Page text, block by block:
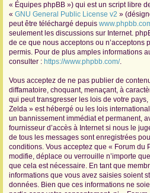
« Équipes phpBB ») qui est un script libre
« GNU General Public License v2 »
peut être téléchargé depuis
seulement les discussions sur Internet.
de ce que nous acceptons ou n’acceptons
permis. Pour de plus amples informations
consulter : https://www.phpbb.com/.
Vous acceptez de ne pas publier de
diffamatoire, choquant, menaçant, à
qui peut transgresser les lois de votre
Zelda » est hébergé ou les lois
un bannissement immédiat et permanent,
fournisseur d’accès à Internet si nous le
de tous les messages sont enregistrées
conditions. Vous acceptez que « Forum du
modifie, déplace ou verrouille n’importe
que cela est nécessaire. En tant que
informations que vous avez saisies soient
données. Bien que ces informations ne